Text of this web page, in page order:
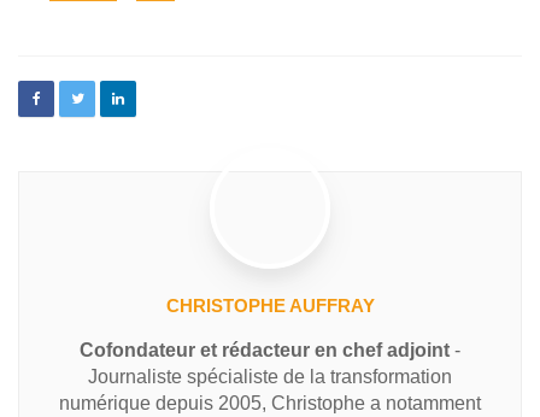
CHRISTOPHE AUFFRAY
Cofondateur et rédacteur en chef adjoint -
Journaliste spécialiste de la transformation
numérique depuis 2005, Christophe a notamment